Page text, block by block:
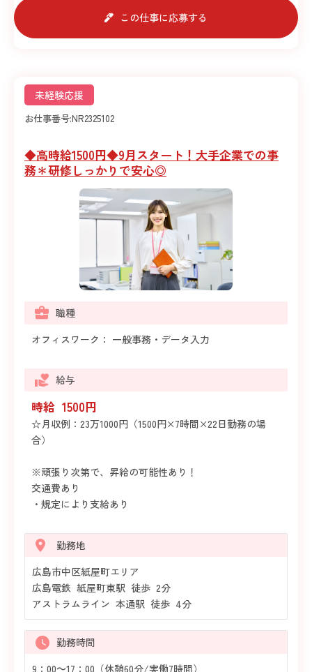
この仕事に応募する
未経験応援
お仕事番号:NR2325102
◆高時給1500円◆9月スタート！大手企業での事
務＊研修しっかりで安心◎
職種
オフィスワーク： 一般事務・データ入力
給与
時給 1500円
☆月収例：23万1000円（1500円×7時間×22日勤務の場
合）
※頑張り次第で、昇給の可能性あり！
交通費あり
・規定により支給あり
勤務地
広島市中区紙屋町エリア
広島電鉄 紙屋町東駅 徒歩 2分
アストラムライン 本通駅 徒歩 4分
勤務時間
9：00～17：00（休憩60分/実働7時間）